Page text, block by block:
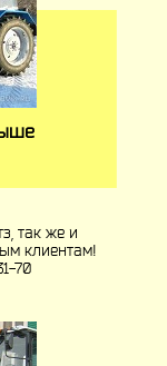
так же и
клиентам!
70